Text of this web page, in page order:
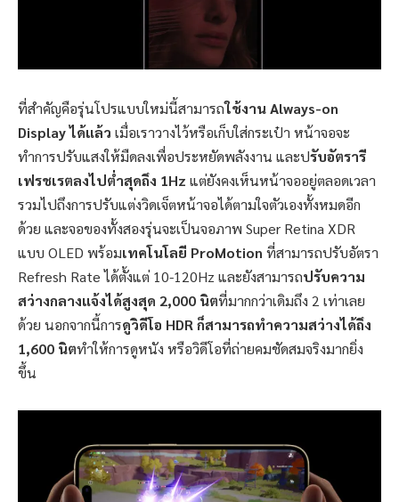
ที่สำคัญคือรุ่นโปรแบบใหม่นี้สามารถใช้งาน Always-on
Display ได้แล้ว เมื่อเราวางไว้หรือเก็บใส่กระเป๋า หน้าจอจะ
ทำการปรับแสงให้มืดลงเพื่อประหยัดพลังงาน และปรับอัตรารี
เฟรชเรตลงไปต่ำสุดถึง 1Hz แต่ยังคงเห็นหน้าจออยู่ตลอดเวลา
รวมไปถึงการปรับแต่งวิดเจ็ตหน้าจอได้ตามใจตัวเองทั้งหมดอีก
ด้วย และจอของทั้งสองรุ่นจะเป็นจอภาพ Super Retina XDR
แบบ OLED พร้อมเทคโนโลยี ProMotion ที่สามารถปรับอัตรา
Refresh Rate ได้ตั้งแต่ 10-120Hz และยังสามารถปรับความ
สว่างกลางแจ้งได้สูงสุด 2,000 นิตที่มากกว่าเดิมถึง 2 เท่าเลย
ด้วย นอกจากนี้การดูวิดีโอ HDR ก็สามารถทำความสว่างได้ถึง
1,600 นิตทำให้การดูหนัง หรือวิดีโอที่ถ่ายคมชัดสมจริงมากยิ่ง
ขึ้น